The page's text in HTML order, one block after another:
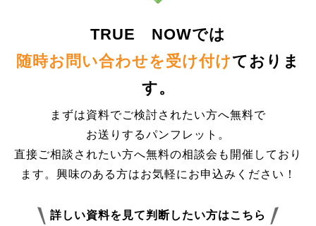
TRUE NOWでは
随時お問い合わせを受け付けておりま
す。
まずは資料でご検討されたい方へ無料で
お送りするパンフレット。
直接ご相談されたい方へ無料の相談会も開催しており
ます。興味のある方はお気軽にお申込みください！
詳しい資料を見て判断したい方はこちら